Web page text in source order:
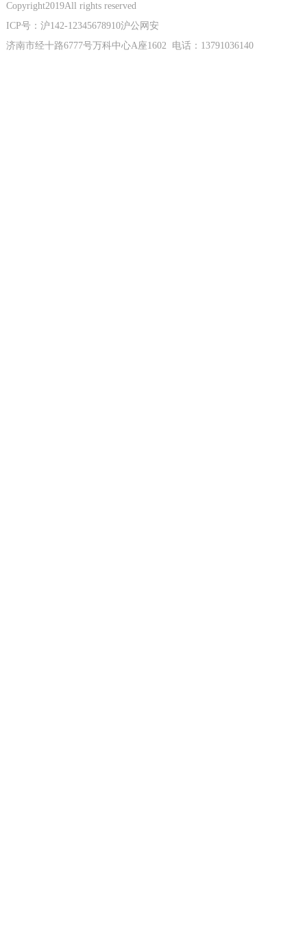
Copyright2019All rights reserved
ICP号：沪142-12345678910沪公网安
济南市经十路6777号万科中心A座1602 电话：13791036140